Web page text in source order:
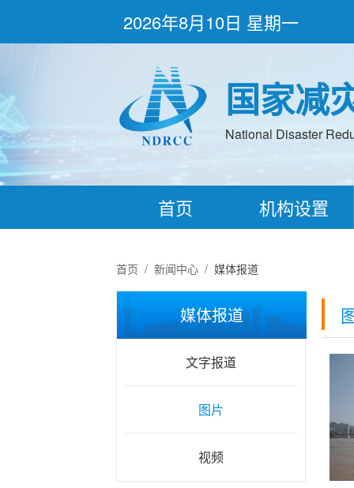
2026年8月10日 星期一
国家减
National Disaster
首页 机构设置
首页 / 新闻中心/ 媒体报道
媒体报道
文字报道
图片
视频